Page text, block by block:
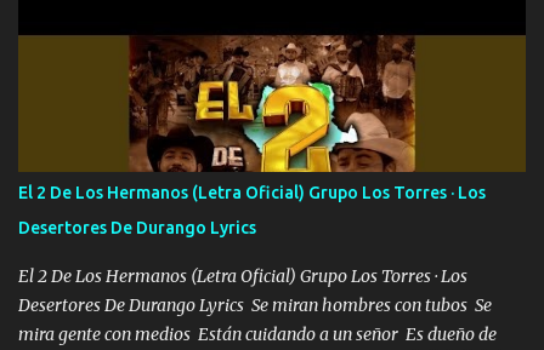
camisa es color Verde y peleam0s la Bandera por todita a la ciudad
con los drones patrullando la Frontera De Tijuana Bulevares
Bellas Artes me ve en las blancas ya hace falta mi APA FLACO
verde se le extraña pa que sepan Aquí Pura GENTE DE LA RANA 🐸
POR CLAVE ES EL CALI 4 EN LA CIUDAD TIJUANA Música Al
tirante andamos mi carnal atento a cualquier necesidad no porque
se ve limpio el camino nos confiamos al andar y nunca con la
misma piedra me vuelvo a tropezar Cuando ando de enamorado
en corto me tiró a per...
El 2 De Los Hermanos (Letra Oficial) Grupo Los Torres · Los
Desertores De Durango Lyrics
El 2 De Los Hermanos (Letra Oficial) Grupo Los Torres · Los
Desertores De Durango Lyrics Se miran hombres con tubos Se
mira gente con medios Están cuidando a un señor Es dueño de